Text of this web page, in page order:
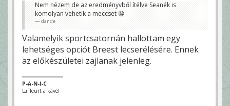
Nem nézem de az eredményvből ítélve Seanék is
komolyan vehetik a meccset 😀
dande
Valamelyik sportcsatornán hallottam egy
lehetséges opciót Breest lecserélésére. Ennek
az előkészületei zajlanak jelenleg.
P-A-N-I-C
LaFleurt a kávé!